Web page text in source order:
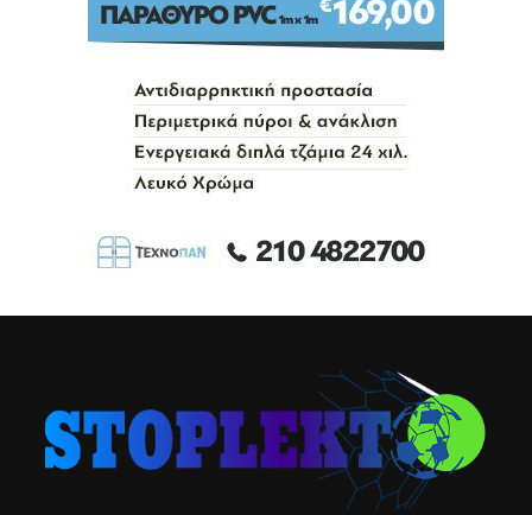
STOPLEKTO
Ανακοίνωση για τα διαρκείας ο
Αργοναύτης
Published 10 ώρες ago on 06/08/2026
ΣΥΝΤΑΚΤΙΚΗ ΟΜΑΔΑ